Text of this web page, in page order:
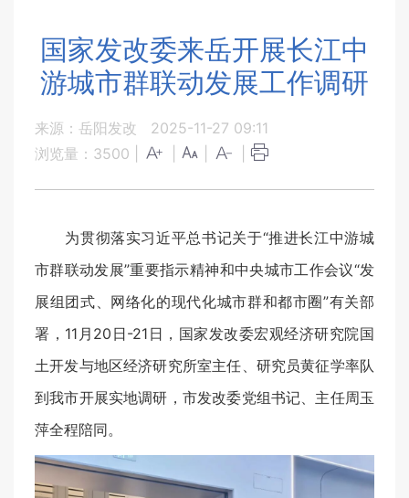
国家发改委来岳开展长江中
游城市群联动发展工作调研
来源：岳阳发改
2025-11-27 09:11
浏览量： 3500
为贯彻落实习近平总书记关于“推进长江中游城
市群联动发展”重要指示精神和中央城市工作会议“发
展组团式、网络化的现代化城市群和都市圈”有关部
署，11月20日-21日，国家发改委宏观经济研究院国
土开发与地区经济研究所室主任、研究员黄征学率队
到我市开展实地调研，市发改委党组书记、主任周玉
萍全程陪同。